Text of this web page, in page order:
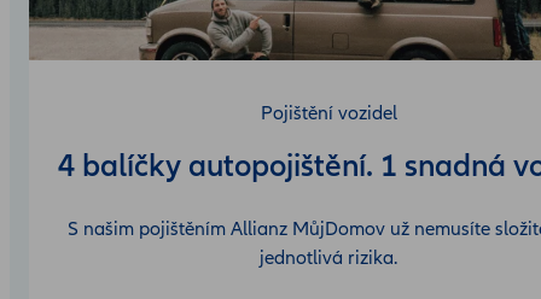
Pojištění vozidel
4 balíčky autopojištění. 1 snadná
S našim pojištěním Allianz MůjDomov už nemusíte
jednotlivá rizika.